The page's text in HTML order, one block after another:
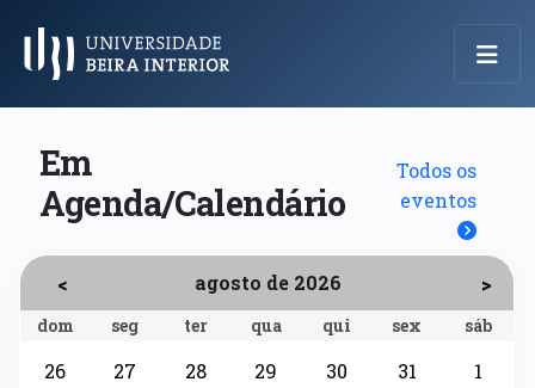
Menu Principal
Em
Agenda/Calendário
Todos os
eventos
< agosto de 2026 >
dom seg ter qua qui sex sáb
26 27 28 29 30 31 1